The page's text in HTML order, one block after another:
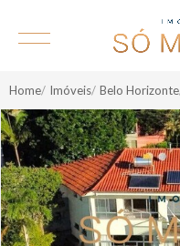
Home Imóveis Belo Horizonte